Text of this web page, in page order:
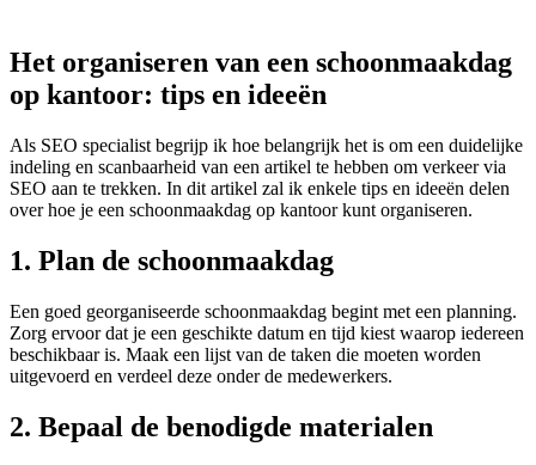
Het organiseren van een schoonmaakdag
op kantoor: tips en ideeën
Als SEO specialist begrijp ik hoe belangrijk het is om een duidelijke
indeling en scanbaarheid van een artikel te hebben om verkeer via
SEO aan te trekken. In dit artikel zal ik enkele tips en ideeën delen
over hoe je een schoonmaakdag op kantoor kunt organiseren.
1. Plan de schoonmaakdag
Een goed georganiseerde schoonmaakdag begint met een planning.
Zorg ervoor dat je een geschikte datum en tijd kiest waarop iedereen
beschikbaar is. Maak een lijst van de taken die moeten worden
uitgevoerd en verdeel deze onder de medewerkers.
2. Bepaal de benodigde materialen